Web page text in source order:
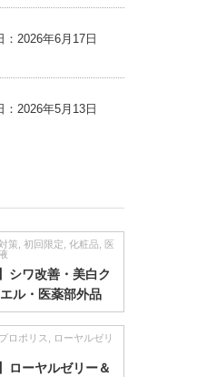
2026年6月17日
2026年5月13日
策 初回限定 化粧品
医
シワ改善・美白ク
ル・医薬部外品
プロポリス
ローヤルゼリ
ローヤルゼリー＆